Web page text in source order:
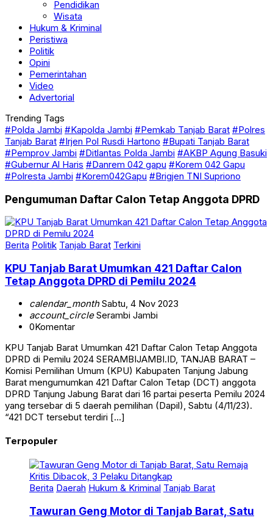
Pendidikan
Wisata
Hukum & Kriminal
Peristiwa
Politik
Opini
Pemerintahan
Video
Advertorial
Trending Tags
#Polda Jambi #Kapolda Jambi #Pemkab Tanjab Barat #Polres
Tanjab Barat #Irjen Pol Rusdi Hartono #Bupati Tanjab Barat
#Pemprov Jambi #Ditlantas Polda Jambi #AKBP Agung Basuki
#Gubernur Al Haris #Danrem 042 gapu #Korem 042 Gapu
#Polresta Jambi #Korem042Gapu #Brigjen TNI Supriono
Pengumuman Daftar Calon Tetap Anggota DPRD
Berita Politik Tanjab Barat Terkini
KPU Tanjab Barat Umumkan 421 Daftar Calon
Tetap Anggota DPRD di Pemilu 2024
calendar_monthSabtu, 4 Nov 2023
account_circleSerambi Jambi
0Komentar
KPU Tanjab Barat Umumkan 421 Daftar Calon Tetap Anggota
DPRD di Pemilu 2024 SERAMBIJAMBI.ID, TANJAB BARAT –
Komisi Pemilihan Umum (KPU) Kabupaten Tanjung Jabung
Barat mengumumkan 421 Daftar Calon Tetap (DCT) anggota
DPRD Tanjung Jabung Barat dari 16 partai peserta Pemilu 2024
yang tersebar di 5 daerah pemilihan (Dapil), Sabtu (4/11/23).
“421 DCT tersebut terdiri […]
Terpopuler
Berita Daerah Hukum & Kriminal Tanjab Barat
Tawuran Geng Motor di Tanjab Barat, Satu